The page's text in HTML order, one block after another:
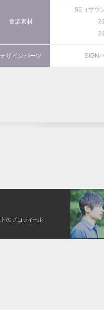
音楽素材
SE（サウ
2
2
デザインパーツ SiGN